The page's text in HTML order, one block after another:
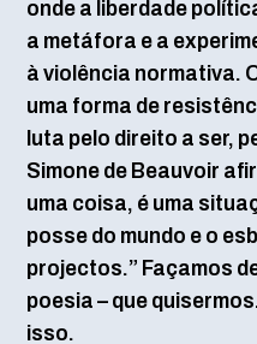
onde a liberdade
a metáfora e a
à violência normativa.
uma forma de
luta pelo direito a ser,
Simone de Beauvoir
uma coisa, é uma
posse do mundo e o
projectos.” Façamos
poesia – que
isso.